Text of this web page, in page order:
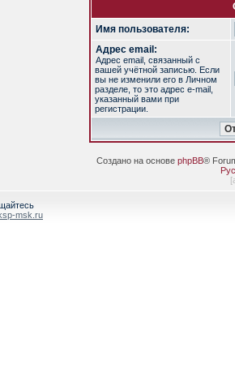
Имя пользователя:
Адрес email:
Адрес email, связанный с
вашей учётной записью. Если
вы не изменили его в Личном
разделе, то это адрес e-mail,
указанный вами при
регистрации.
Создано на основе phpBB®
[
msk.ru